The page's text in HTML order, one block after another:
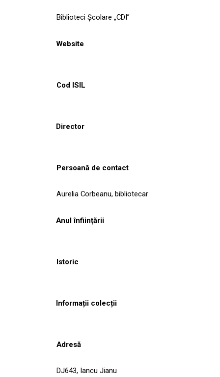
Biblioteci Școlare „CDI”
Website
Cod ISIL
Director
Persoană de contact
Aurelia Corbeanu, bibliotecar
Anul înființării
Istoric
Informații colecții
Adresă
DJ643, Iancu Jianu